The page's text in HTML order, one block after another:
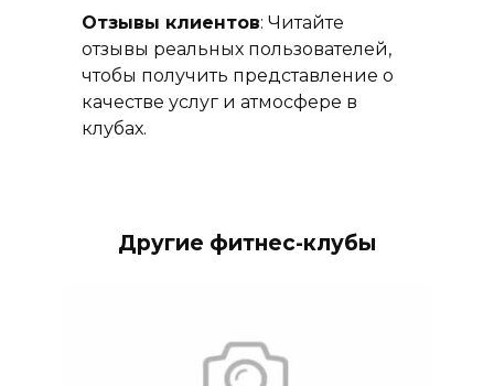
Отзывы клиентов: Читайте
отзывы реальных пользователей,
чтобы получить представление о
качестве услуг и атмосфере в
клубах.
Другие фитнес-клубы